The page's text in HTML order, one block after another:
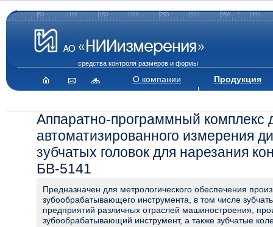
средства контроля размеров и формы
О компании Продукция
Аппаратно-программный комплекс
автоматизированного измерения
зубчатых головок для нарезания
БВ-5141
Предназначен для метрологического обеспечения
зубообрабатывающего инструмента, в том числе
предприятий различных отраслей машиностроения,
зубообрабатывающий инструмент, а также зубчатые